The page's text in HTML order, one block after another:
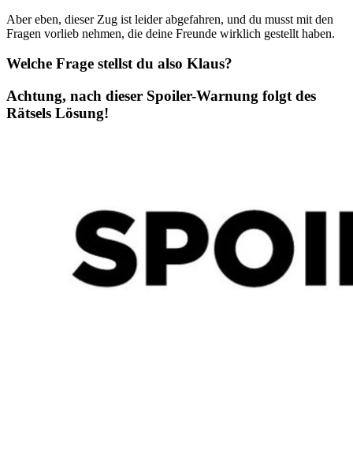
Aber eben, dieser Zug ist leider abgefahren, und du musst mit den
Fragen vorlieb nehmen, die deine Freunde wirklich gestellt haben.
Welche Frage stellst du also Klaus?
Achtung, nach dieser Spoiler-Warnung folgt des
Rätsels Lösung!